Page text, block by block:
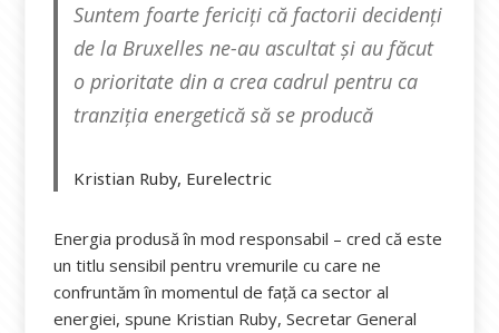
Suntem foarte fericiţi că factorii decidenţi
de la Bruxelles ne-au ascultat şi au făcut
o prioritate din a crea cadrul pentru ca
tranziţia energetică să se producă
Kristian Ruby, Eurelectric
Energia produsă în mod responsabil – cred că este
un titlu sensibil pentru vremurile cu care ne
confruntăm în momentul de față ca sector al
energiei, spune Kristian Ruby, Secretar General